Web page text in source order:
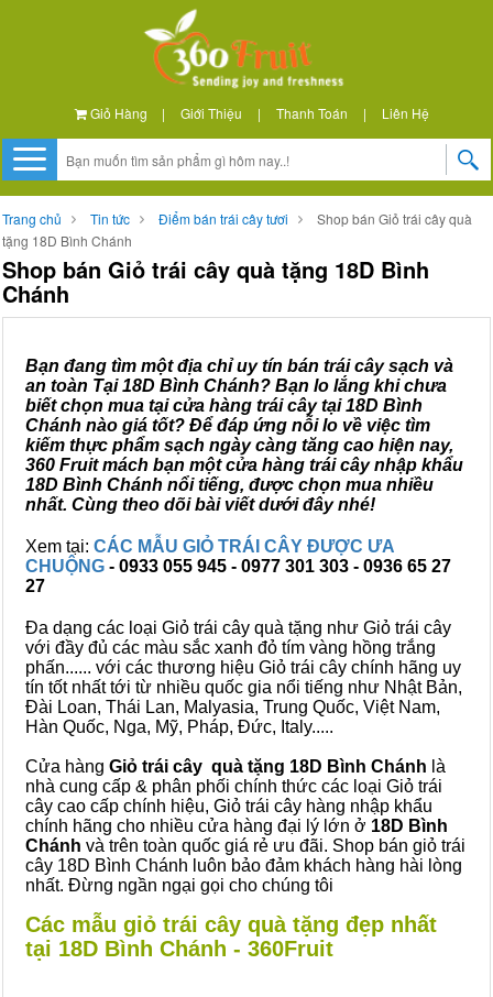
Giỏ Hàng | Giới Thiệu | Thanh Toán | Liên Hệ
Trang chủ Tin tức Điểm bán trái cây tươi
Shop bán Giỏ trái cây quà
tặng 18D Bình Chánh
Shop bán Giỏ trái cây quà tặng 18D Bình
Chánh
Bạn đang tìm một địa chỉ uy tín bán trái cây sạch và
an toàn Tại 18D Bình Chánh? Bạn lo lắng khi chưa
biết chọn mua tại cửa hàng trái cây tại 18D Bình
Chánh nào giá tốt? Để đáp ứng nỗi lo về việc tìm
kiếm thực phẩm sạch ngày càng tăng cao hiện nay,
360 Fruit mách bạn một cửa hàng trái cây nhập khẩu
18D Bình Chánh nổi tiếng, được chọn mua nhiều
nhất. Cùng theo dõi bài viết dưới đây nhé!
Xem tại: CÁC MẪU GIỎ TRÁI CÂY ĐƯỢC ƯA
CHUỘNG - 0933 055 945 - 0977 301 303 - 0936 65 27
27
Đa dạng các loại Giỏ trái cây quà tặng như Giỏ trái cây
với đầy đủ các màu sắc xanh đỏ tím vàng hồng trắng
phấn...... với các thương hiệu Giỏ trái cây chính hãng uy
tín tốt nhất tới từ nhiều quốc gia nổi tiếng như Nhật Bản,
Đài Loan, Thái Lan, Malyasia, Trung Quốc, Việt Nam,
Hàn Quốc, Nga, Mỹ, Pháp, Đức, Italy.....
Cửa hàng Giỏ trái cây quà tặng 18D Bình Chánh là
nhà cung cấp & phân phối chính thức các loại Giỏ trái
cây cao cấp chính hiệu, Giỏ trái cây hàng nhập khẩu
chính hãng cho nhiều cửa hàng đại lý lớn ở 18D Bình
Chánh và trên toàn quốc giá rẻ ưu đãi. Shop bán giỏ trái
cây 18D Bình Chánh luôn bảo đảm khách hàng hài lòng
nhất. Đừng ngần ngại gọi cho chúng tôi
Các mẫu giỏ trái cây quà tặng đẹp nhất
tại 18D Bình Chánh - 360Fruit